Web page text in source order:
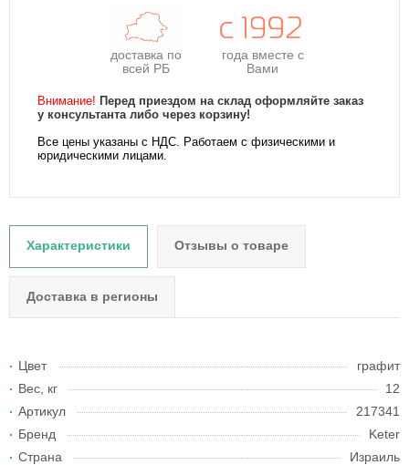
доставка по
всей РБ
года вместе с
Вами
Внимание! Перед приездом на склад оформляйте заказ
у консультанта либо через корзину!
Все цены указаны с НДС. Работаем с физическими и
юридическими лицами.
Характеристики Отзывы о товаре
Доставка в регионы
Цвет
графит
Вес, кг
12
Артикул
217341
Бренд
Keter
Страна
Израиль